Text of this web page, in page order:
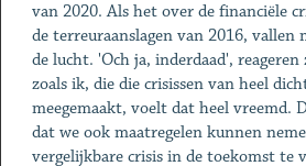
van 2020. Als het over de financiële
de terreuraanslagen van 2016, vallen
de lucht. 'Och ja, inderdaad',
zoals ik, die die crisissen van heel
meegemaakt, voelt dat heel vreemd.
dat we ook maatregelen kunnen
vergelijkbare crisis in de toekomst te